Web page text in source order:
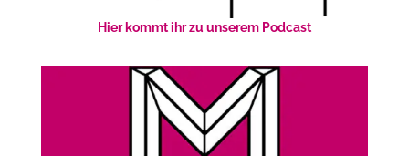
Hier kommt ihr zu unserem Podcast